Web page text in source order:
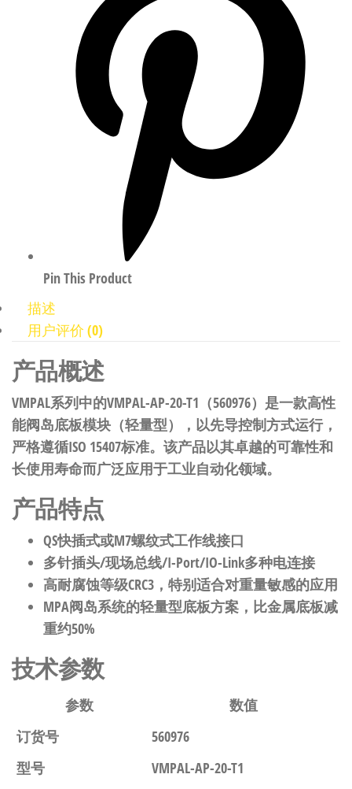
Pin This Product
描述
用户评价 (0)
产品概述
VMPAL系列中的VMPAL-AP-20-T1（560976）是一款高性
能阀岛底板模块（轻量型），以先导控制方式运行，
严格遵循ISO 15407标准。该产品以其卓越的可靠性和
长使用寿命而广泛应用于工业自动化领域。
产品特点
QS快插式或M7螺纹式工作线接口
多针插头/现场总线/I-Port/IO-Link多种电连接
高耐腐蚀等级CRC3，特别适合对重量敏感的应用
MPA阀岛系统的轻量型底板方案，比金属底板减
重约50%
技术参数
参数
数值
订货号
560976
型号
VMPAL-AP-20-T1